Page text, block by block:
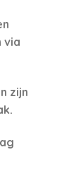
via
zijn